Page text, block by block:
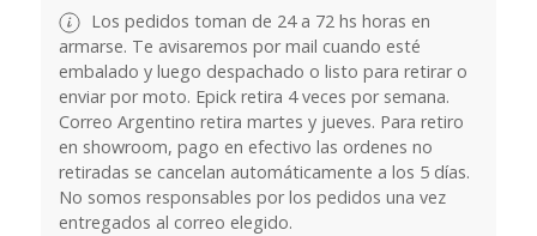
Los pedidos toman de 24 a 72 hs horas en
armarse. Te avisaremos por mail cuando esté
embalado y luego despachado o listo para retirar o
enviar por moto. Epick retira 4 veces por semana.
Correo Argentino retira martes y jueves. Para retiro
en showroom, pago en efectivo las ordenes no
retiradas se cancelan automáticamente a los 5 días.
No somos responsables por los pedidos una vez
entregados al correo elegido.